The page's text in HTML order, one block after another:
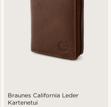
Braunes California Leder
Kartenetui